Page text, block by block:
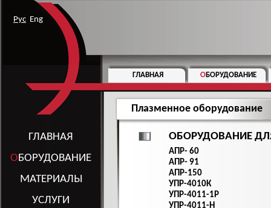
Рус Eng
ГЛАВНАЯ
ОБОРУДОВАНИЕ
МАТЕРИАЛЫ
УСЛУГИ
ГЛАВНАЯ ОБОРУДОВАНИЕ
Плазменное оборудование
ОБОРУДОВАНИЕ
АПР- 60
АПР- 91
АПР-150
УПР-4010К
УПР-4011-1Р
УПР-4011-Н